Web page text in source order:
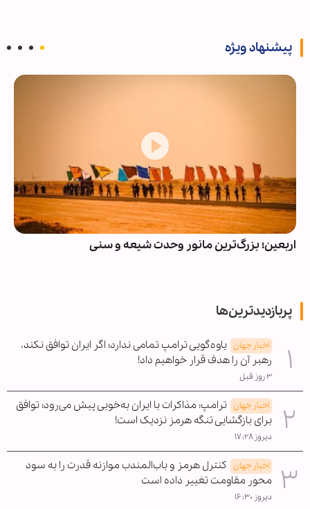
پیشنهاد ویژه
اربعین؛ بزرگ‌ترین مانور وحدت شیعه و سنی
پربازدیدترین‌ها
اخبار جهان یاوه‌گویی ترامپ تمامی ندارد؛ اگر ایران توافق نکند،
رهبر آن را هدف قرار خواهیم داد!
۳ روز قبل
اخبار جهان ترامپ: مذاکرات با ایران به‌خوبی پیش می‌رود؛ توافق
برای بازگشایی تنگه هرمز نزدیک است!
دیروز ۱۷:۲۸
اخبار جهان کنترل هرمز و باب‌المندب موازنه قدرت را به سود
محور مقاومت تغییر داده است
دیروز ۱۶:۳۰